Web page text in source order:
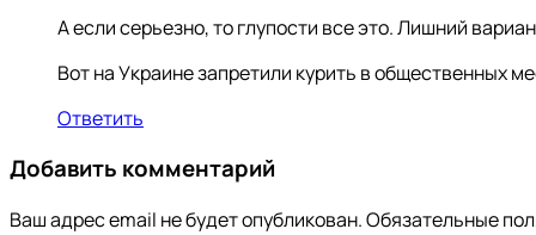
А если серьезно, то глупости все это. Лишний
Вот на Украине запретили курить в общественных
Ответить
Добавить комментарий
Ваш адрес email не будет опубликован.Обязательные